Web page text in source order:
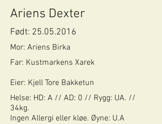
Ariens Dexter
Født: 25.05.2016
Mor: Ariens Birka
Far: Kustmarkens Xarek
Eier: Kjell Tore Bakketun
Helse: HD: A // AD: 0 // Rygg: UA. //
34kg.
Ingen Allergi eller kløe. Øyne: U.A